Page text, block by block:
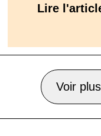
Lire
Voir